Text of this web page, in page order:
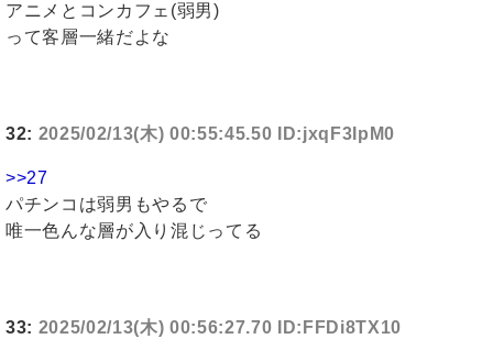
アニメとコンカフェ(弱男)
って客層一緒だよな
32: 2025/02/13(木) 00:55:45.50 ID:jxqF3IpM0
>>27
パチンコは弱男もやるで
唯一色んな層が入り混じってる
33: 2025/02/13(木) 00:56:27.70 ID:FFDi8TX10